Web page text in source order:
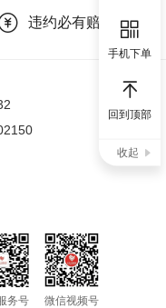
手机下单
回到顶部
收起